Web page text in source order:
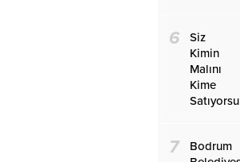
6
Siz
Kimin
Malını
Kime
7
Bodrum